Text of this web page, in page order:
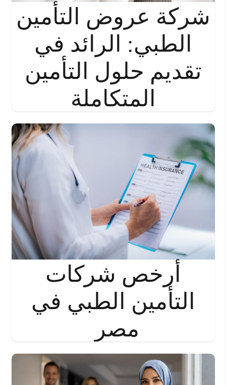
شركة عروض التأمين
الطبي: الرائد في
تقديم حلول التأمين
المتكاملة
أرخص شركات
التأمين الطبي في
مصر